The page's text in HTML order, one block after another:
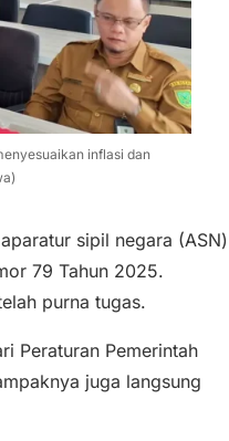
inflasi dan
sipil negara (ASN)
79 Tahun 2025.
purna tugas.
Peraturan Pemerintah
juga langsung